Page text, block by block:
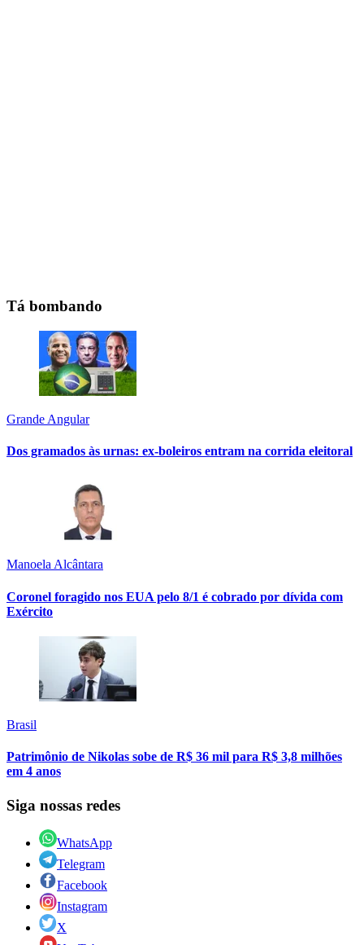
Tá bombando
Grande Angular
Dos gramados às urnas: ex-boleiros entram na corrida eleitoral
Manoela Alcântara
Coronel foragido nos EUA pelo 8/1 é cobrado por dívida com
Exército
Brasil
Patrimônio de Nikolas sobe de R$ 36 mil para R$ 3,8 milhões
em 4 anos
Siga nossas redes
WhatsApp
Telegram
Facebook
Instagram
X